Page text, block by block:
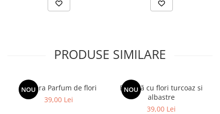
PRODUSE SIMILARE
NOU
Brățara Parfum de flori
39,00 Lei
NOU
Brățară cu flori turcoaz si
albastre
39,00 Lei